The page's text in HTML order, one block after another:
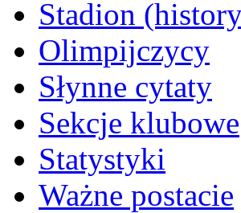
Stadion
Olimpijczycy
Słynne cytaty
Sekcje klubowe
Statystyki
Ważne postacie